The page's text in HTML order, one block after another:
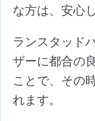
な方は、安心
ランスタッド
ザーに都合の
ことで、その
れます。